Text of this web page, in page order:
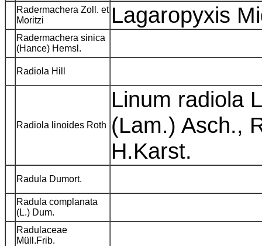
Radermachera Zoll. et
Moritzi
Lagaropyxis
Radermachera sinica
(Hance) Hemsl.
Radiola Hill
Radiola linoides Roth
Linum radiola
(Lam.) Asch.,
H.Karst.
Radula Dumort.
Radula complanata
(L.) Dum.
Radulaceae
Müll.Frib.